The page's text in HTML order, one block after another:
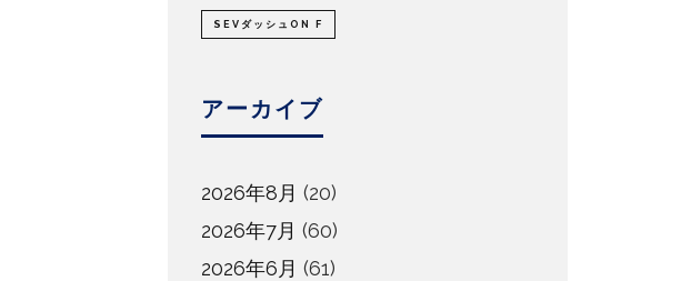
SEVダッシュON F
アーカイブ
2026年8月 (20)
2026年7月 (60)
2026年6月 (61)